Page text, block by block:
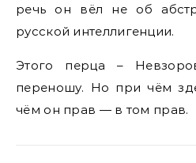
речь он вёл не об
русской интеллигенции.
Этого перца –
переношу. Но при чём
чём он прав — в том прав.